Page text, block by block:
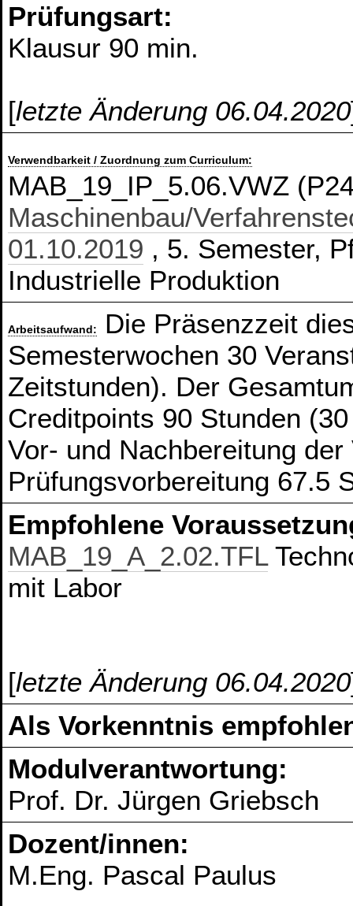
Prüfungsart:
Klausur 90 min.
[letzte Änderung 06.04.2020
Verwendbarkeit / Zuordnung zum Curriculum:
MAB_19_IP_5.06.VWZ
Maschinenbau/
01.10.2019 , 5. Semester,
Industrielle Produktion
Arbeitsaufwand:
Die Präsenzzeit
Semesterwochen 30
Zeitstunden). Der
Creditpoints 90 Stunden
Vor- und Nachbereitung
Prüfungsvorbereitung 67.5
Empfohlene
MAB_19_A_2.02.TFL
mit Labor
[letzte Änderung 06.04.2020
Als Vorkenntnis
Modulverantwortung:
Prof. Dr. Jürgen Griebsch
Dozent/innen:
M.Eng. Pascal Paulus